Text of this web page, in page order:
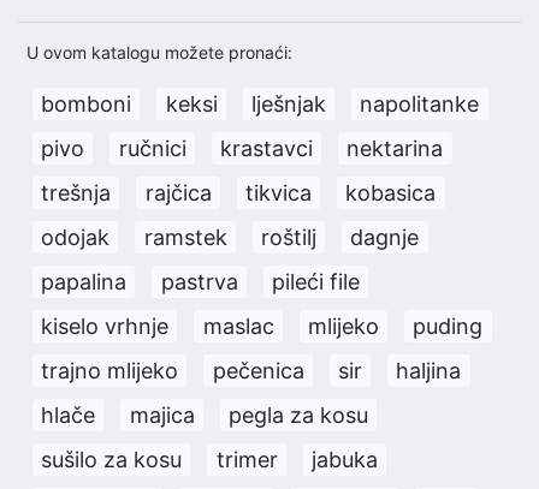
U ovom katalogu možete pronaći:
bomboni keksi lješnjak
napolitanke
pivo
ručnici krastavci
nektarina
trešnja
rajčica tikvica
kobasica
odojak
ramstek roštilj
dagnje
papalina
pastrva
pileći file
kiselo vrhnje
maslac mlijeko
puding
trajno mlijeko
pečenica sir
haljina
hlače
majica
pegla za kosu
sušilo za kosu
trimer
jabuka